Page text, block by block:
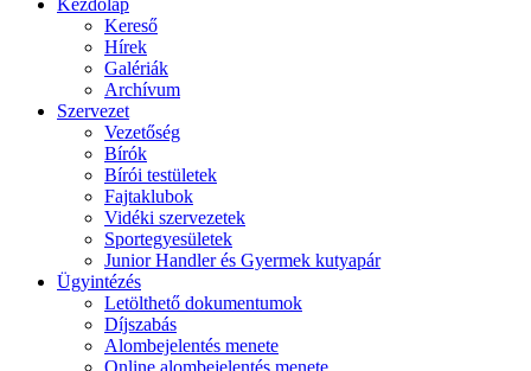
Kezdőlap
Kereső
Hírek
Galériák
Archívum
Szervezet
Vezetőség
Bírók
Bírói testületek
Fajtaklubok
Vidéki szervezetek
Sportegyesületek
Junior Handler és Gyermek kutyapár
Ügyintézés
Letölthető dokumentumok
Díjszabás
Alombejelentés menete
Online alombejelentés menete